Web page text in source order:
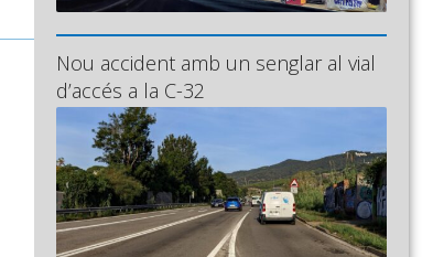
Nou accident amb un senglar al vial
d’accés a la C-32